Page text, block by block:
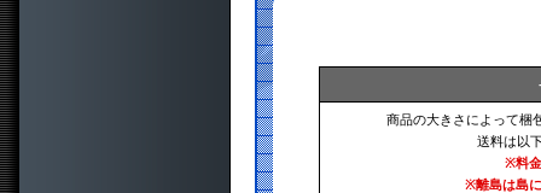
商品の大きさによって梱
送料は以
※料
※離島は島